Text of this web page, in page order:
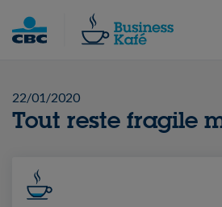
22/01/2020
Tout reste fragile